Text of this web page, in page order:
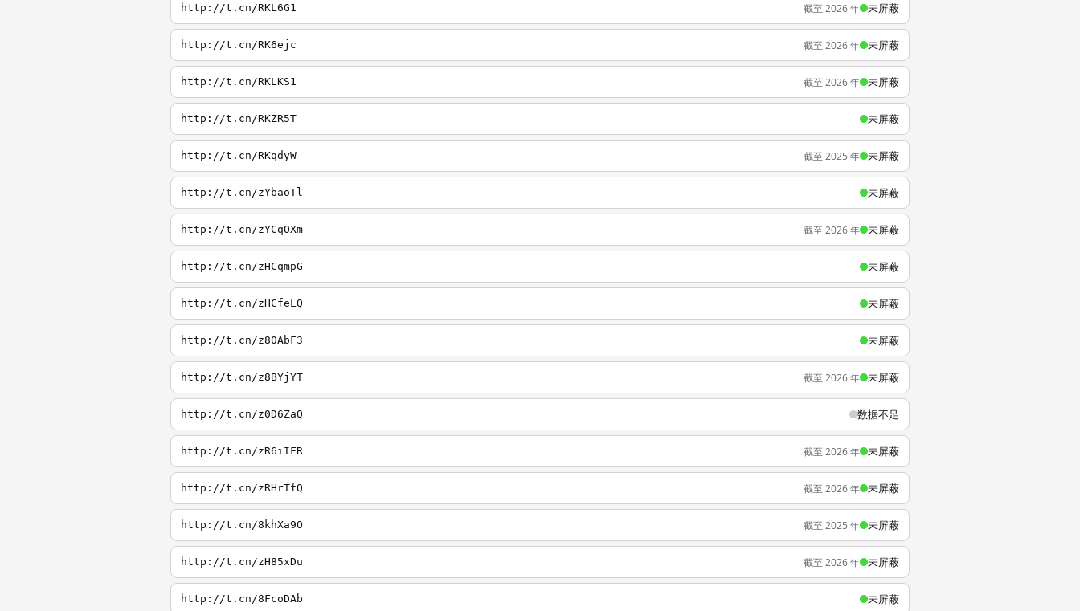
http://t.cn/RKL6G1 截至 2026 年 未屏蔽
http://t.cn/RK6ejc 截至 2026 年 未屏蔽
http://t.cn/RKLKS1 截至 2026 年 未屏蔽
http://t.cn/RKZR5T 未屏蔽
http://t.cn/RKqdyW 截至 2025 年 未屏蔽
http://t.cn/zYbaoTl 未屏蔽
http://t.cn/zYCqOXm 截至 2026 年 未屏蔽
http://t.cn/zHCqmpG 未屏蔽
http://t.cn/zHCfeLQ 未屏蔽
http://t.cn/z80AbF3 未屏蔽
http://t.cn/z8BYjYT 截至 2026 年 未屏蔽
http://t.cn/z0D6ZaQ 数据不足
http://t.cn/zR6iIFR 截至 2026 年 未屏蔽
http://t.cn/zRHrTfQ 截至 2026 年 未屏蔽
http://t.cn/8khXa9O 截至 2025 年 未屏蔽
http://t.cn/zH85xDu 截至 2026 年 未屏蔽
http://t.cn/8FcoDAb 未屏蔽